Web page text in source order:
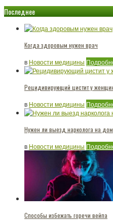
Последнее
Когда здоровым нужен врач
в Новости медицины
Рецидивирующий цистит у
в Новости медицины
Нужен ли выезд нарколога на дом
в Новости медицины
Способы избежать горечи вейпа